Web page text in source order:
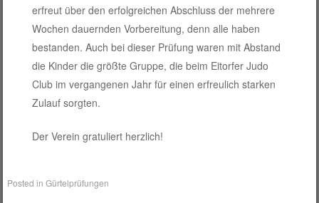
erfreut über den erfolgreichen Abschluss der mehrere
Wochen dauernden Vorbereitung, denn alle haben
bestanden. Auch bei dieser Prüfung waren mit Abstand
die Kinder die größte Gruppe, die beim Eitorfer Judo
Club im vergangenen Jahr für einen erfreulich starken
Zulauf sorgten.
Der Verein gratuliert herzlich!
Posted inGürtelprüfungen